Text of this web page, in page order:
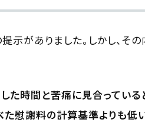
がありました。しかし、そ
た時間と苦痛に見合ってい
慰謝料の計算基準よりも低